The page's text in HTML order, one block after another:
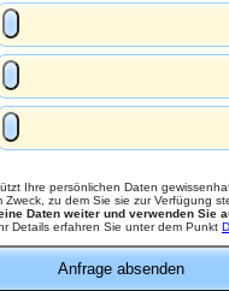
persönlichen Daten gewissenhaft und verwendet
Zweck, zu dem Sie sie zur Verfügung
auch nicht zu
Details erfahren Sie unter dem Punkt